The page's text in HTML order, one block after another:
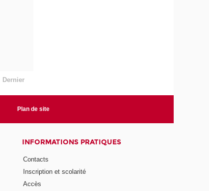
Dernier
Plan de site
INFORMATIONS PRATIQUES
Contacts
Inscription et scolarité
Accès